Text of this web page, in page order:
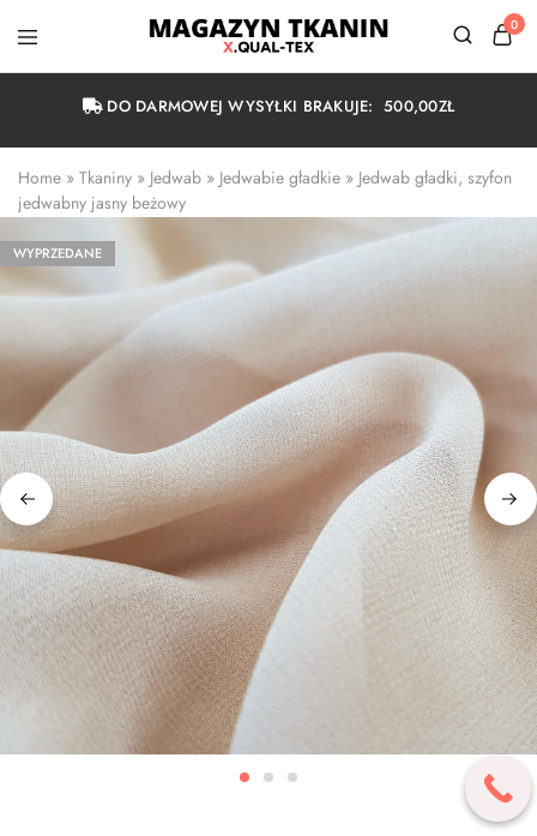
Magazyn
Warszawa
0
DO DARMOWEJ WYSYŁKI BRAKUJE:500,00ZŁ
Home » Tkaniny » Jedwab » Jedwabie gładkie » Jedwab gładki, szyfon
jedwabny jasny beżowy
WYPRZEDANE